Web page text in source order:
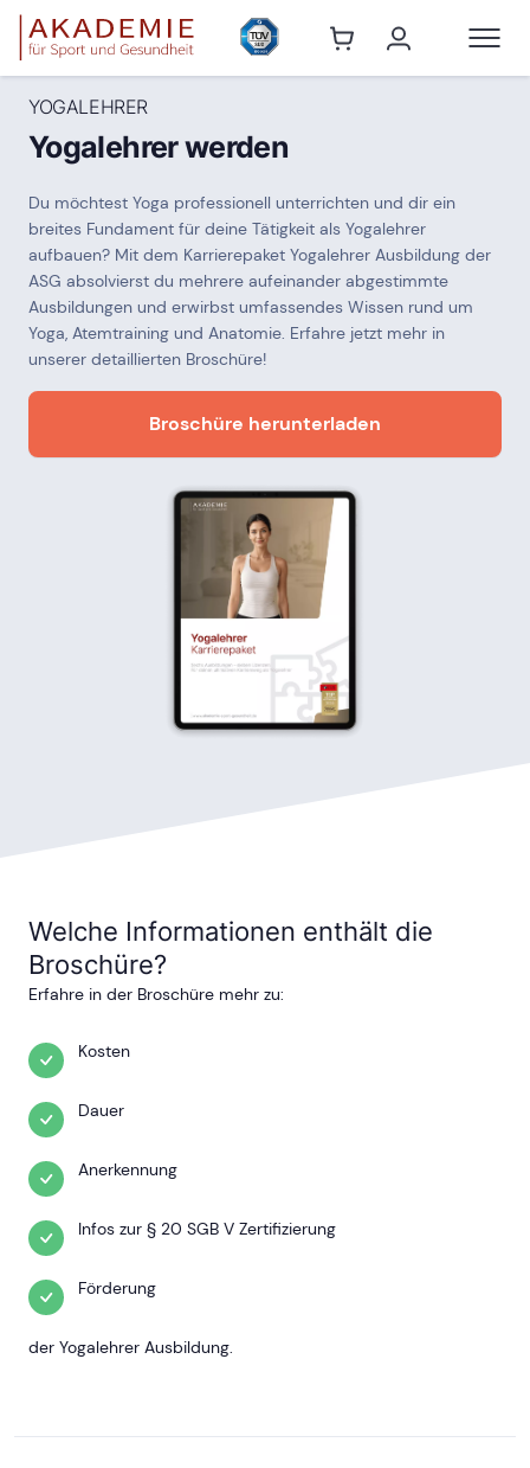
YOGALEHRER
Yogalehrer werden
Du möchtest Yoga professionell unterrichten und dir ein
breites Fundament für deine Tätigkeit als Yogalehrer
aufbauen? Mit dem Karrierepaket Yogalehrer Ausbildung der
ASG absolvierst du mehrere aufeinander abgestimmte
Ausbildungen und erwirbst umfassendes Wissen rund um
Yoga, Atemtraining und Anatomie. Erfahre jetzt mehr in
unserer detaillierten Broschüre!
Broschüre herunterladen
Welche Informationen enthält die
Broschüre?
Erfahre in der Broschüre mehr zu:
Kosten
Dauer
Anerkennung
Infos zur § 20 SGB V Zertifizierung
Förderung
der Yogalehrer Ausbildung.